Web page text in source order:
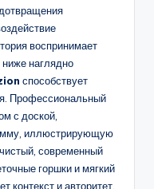
воспринимает
наглядно
способствует
Профессиональный
с доской,
иллюстрирующую
современный
горшки и мягкий
контекст и авторитет.